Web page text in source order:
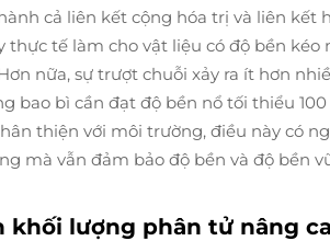
cả liên kết cộng hóa trị và liên kết
thực tế làm cho vật liệu có độ bền
nữa, sự trượt chuỗi xảy ra ít hơn
bao bì cần đạt độ bền nổ tối thiểu
thiện với môi trường, điều này có
mà vẫn đảm bảo độ bền và độ bền
khối lượng phân tử nâng